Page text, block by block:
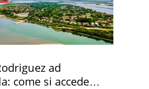
ad
come si accede